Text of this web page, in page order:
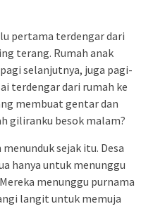
pertama terdengar dari
terang. Rumah anak
selanjutnya, juga pagi-
terdengar dari rumah ke
membuat gentar dan
giliranku besok malam?
sejak itu. Desa
hanya untuk menunggu
menunggu purnama
langit untuk memuja